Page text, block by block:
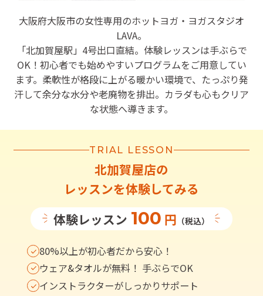
LAVA 北加賀屋店
ホットヨガスタジオ
大阪府大阪市の女性専用のホットヨガ・ヨガスタジオ
LAVA。
「北加賀屋駅」4号出口直結。体験レッスンは手ぶらで
OK！初心者でも始めやすいプログラムをご用意してい
ます。柔軟性が格段に上がる暖かい環境で、たっぷり発
汗して余分な水分や老廃物を排出。カラダも心もクリア
な状態へ導きます。
TRIAL LESSON
北加賀屋店の
レッスンを体験してみる
体験レッスン 100 円 （税込）
80%以上が初心者だから安心！
ウェア&タオルが無料！ 手ぶらでOK
インストラクターがしっかりサポート